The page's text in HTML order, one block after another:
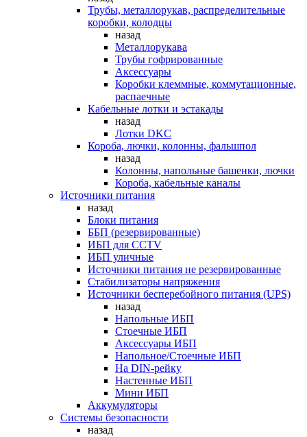
Трубы, металлорукав, распределительные
коробки, колодцы
назад
Металлорукава
Трубы гофрированные
Аксессуары
Коробки клеммные, коммутационные,
распаечные
Кабельные лотки и эстакады
назад
Лотки DKC
Короба, лючки, колонны, фальшпол
назад
Колонны, напольные башенки, лючки
Короба, кабельные каналы
Источники питания
назад
Блоки питания
ББП (резервированные)
ИБП для CCTV
ИБП уличные
Источники питания не резервированные
Стабилизаторы напряжения
Источники бесперебойного питания (UPS)
назад
Напольные ИБП
Стоечные ИБП
Аксессуары ИБП
Напольное/Стоечные ИБП
На DIN-рейку
Настенные ИБП
Мини ИБП
Аккумуляторы
Системы безопасности
назад